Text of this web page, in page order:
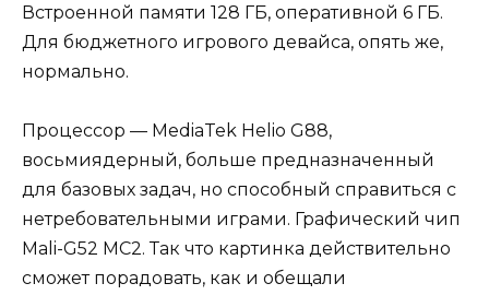
Встроенной памяти 128 ГБ, оперативной 6 ГБ.
Для бюджетного игрового девайса, опять же,
нормально.
Процессор — MediaTek Helio G88,
восьмиядерный, больше предназначенный
для базовых задач, но способный справиться с
нетребовательными играми. Графический чип
Mali-G52 MC2. Так что картинка действительно
сможет порадовать, как и обещали